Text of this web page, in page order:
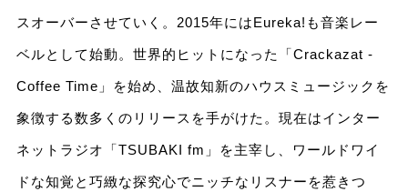
スオーバーさせていく。2015年にはEureka!も音楽レー
ベルとして始動。世界的ヒットになった「Crackazat -
Coffee Time」を始め、温故知新のハウスミュージックを
象徴する数多くのリリースを手がけた。現在はインター
ネットラジオ「TSUBAKI fm」を主宰し、ワールドワイ
ドな知覚と巧緻な探究心でニッチなリスナーを惹きつ